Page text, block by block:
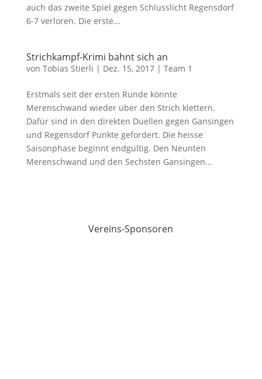
auch das zweite Spiel gegen Schlusslicht Regensdorf
6-7 verloren. Die erste...
Strichkampf-Krimi bahnt sich an
von Tobias Stierli | Dez. 15, 2017| Team 1
Erstmals seit der ersten Runde könnte
Merenschwand wieder über den Strich klettern.
Dafür sind in den direkten Duellen gegen Gansingen
und Regensdorf Punkte gefordert. Die heisse
Saisonphase beginnt endgültig. Den Neunten
Merenschwand und den Sechsten Gansingen...
Vereins-Sponsoren